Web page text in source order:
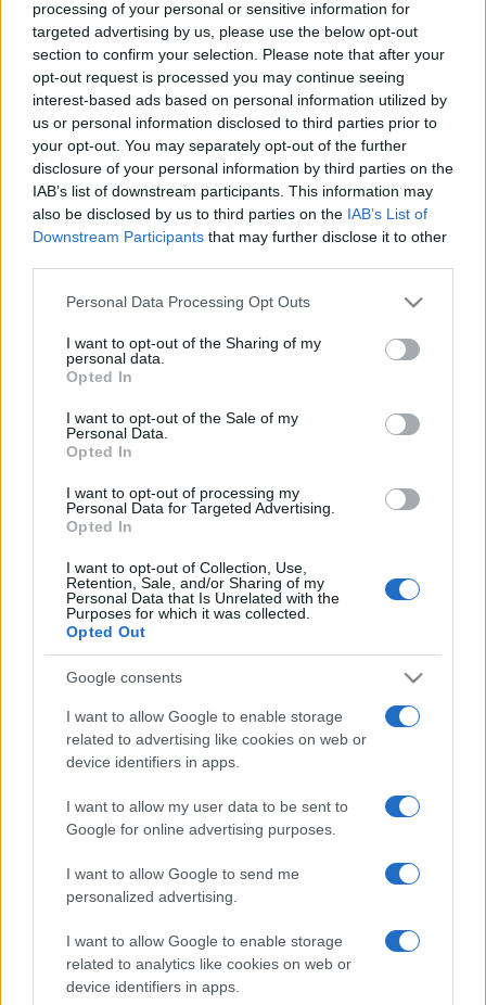
processing of your personal or sensitive information for
targeted advertising by us, please use the below opt-out
section to confirm your selection. Please note that after your
opt-out request is processed you may continue seeing
interest-based ads based on personal information utilized by
us or personal information disclosed to third parties prior to
your opt-out. You may separately opt-out of the further
disclosure of your personal information by third parties on the
IAB’s list of downstream participants. This information may
also be disclosed by us to third parties on the IAB’s List of
Downstream Participants that may further disclose it to other
Please note that this website/app uses one or more Google
not limited to your visit or usage behaviour. You may click to
grant or deny consent to Google and its third-party tags to
use your data for below specified purposes in below Google
consent section.
Personal Data Processing Opt Outs
I want to opt-out of the Sharing of my
personal data.
Opted In
I want to opt-out of the Sale of my
Personal Data.
Opted In
I want to opt-out of processing my
Personal Data for Targeted Advertising.
Opted In
I want to opt-out of Collection, Use,
Retention, Sale, and/or Sharing of my
Personal Data that Is Unrelated with the
Purposes for which it was collected.
Opted Out
Google consents
I want to allow Google to enable storage
related to advertising like cookies on web or
device identifiers in apps.
I want to allow my user data to be sent to
Google for online advertising purposes.
I want to allow Google to send me
personalized advertising.
I want to allow Google to enable storage
related to analytics like cookies on web or
device identifiers in apps.
politikai tartalmú mű: ahol a művészet megerősödése és a
művész felelőssége szembefordul a kortársakkal,
elkezdődik a huszadik századról és a teremtéshez
szükséges tér napjainkban mutatkozó fájó hiányáról való
elmélkedés". A darab politikai tartalmáról szólva Nagy
József elmondta, hogy a műben elhangzik Mandelstam első
olyan verse, amelyet bújtatva "Sztálin elvtársról" írt. "Egy
diktátorról írt vers, amelyért - miután kibogozták, miről is
szól - bebörtönözték, az életével fizetett. Tehát még
fizethetett valamikor egy ember" - hangsúlyozta. Az
előadásban felhangzó Mandelstam-versek különböző
hangokon szólalnak meg, miközben a "komor és puritán
éledeznének a szereplők". Nagy József eközben különös
gonddal ügyel a fény és sötétség színpadi harcára, s a tőle
megszokott módon vissza-visszatér az idő kérdésére,
amely már első, 1990-ben készült Comedia Tempio című
ismertetőjében.
Nagy József beszélt arról is, hogy még mindig
Franciaországban él, csak a nyári szünetben, vagy ha évad
közben időt tud szakítani erre, akkor dolgozik szülőhelyén, a
vajdasági Magyarkanizsán. Hozzátette: átmeneti időszakról
van szó, és a jelenlegi kétlakiságból kiszűrhető
pozitívumokat próbálja összekötni, próbál arra törekedni,
hogy a kétféle helyszín és helyzet segítse egymást.
Hangsúlyozta, hogy sosem szakadt el otthonról, onnan
változást. Emellett továbbra is figyeli majd, mi történik a
élni" - jegyezte meg. Arra a kérdésre, hogy mikor látható
legközelebb Nagy József-mű Magyarországon, elmondta: a